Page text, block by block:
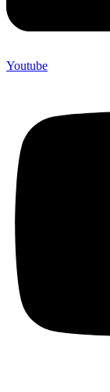
Youtube